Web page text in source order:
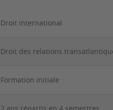
Droit international
Droit des relations
Formation initiale
2 ans répartis en 4 semestres